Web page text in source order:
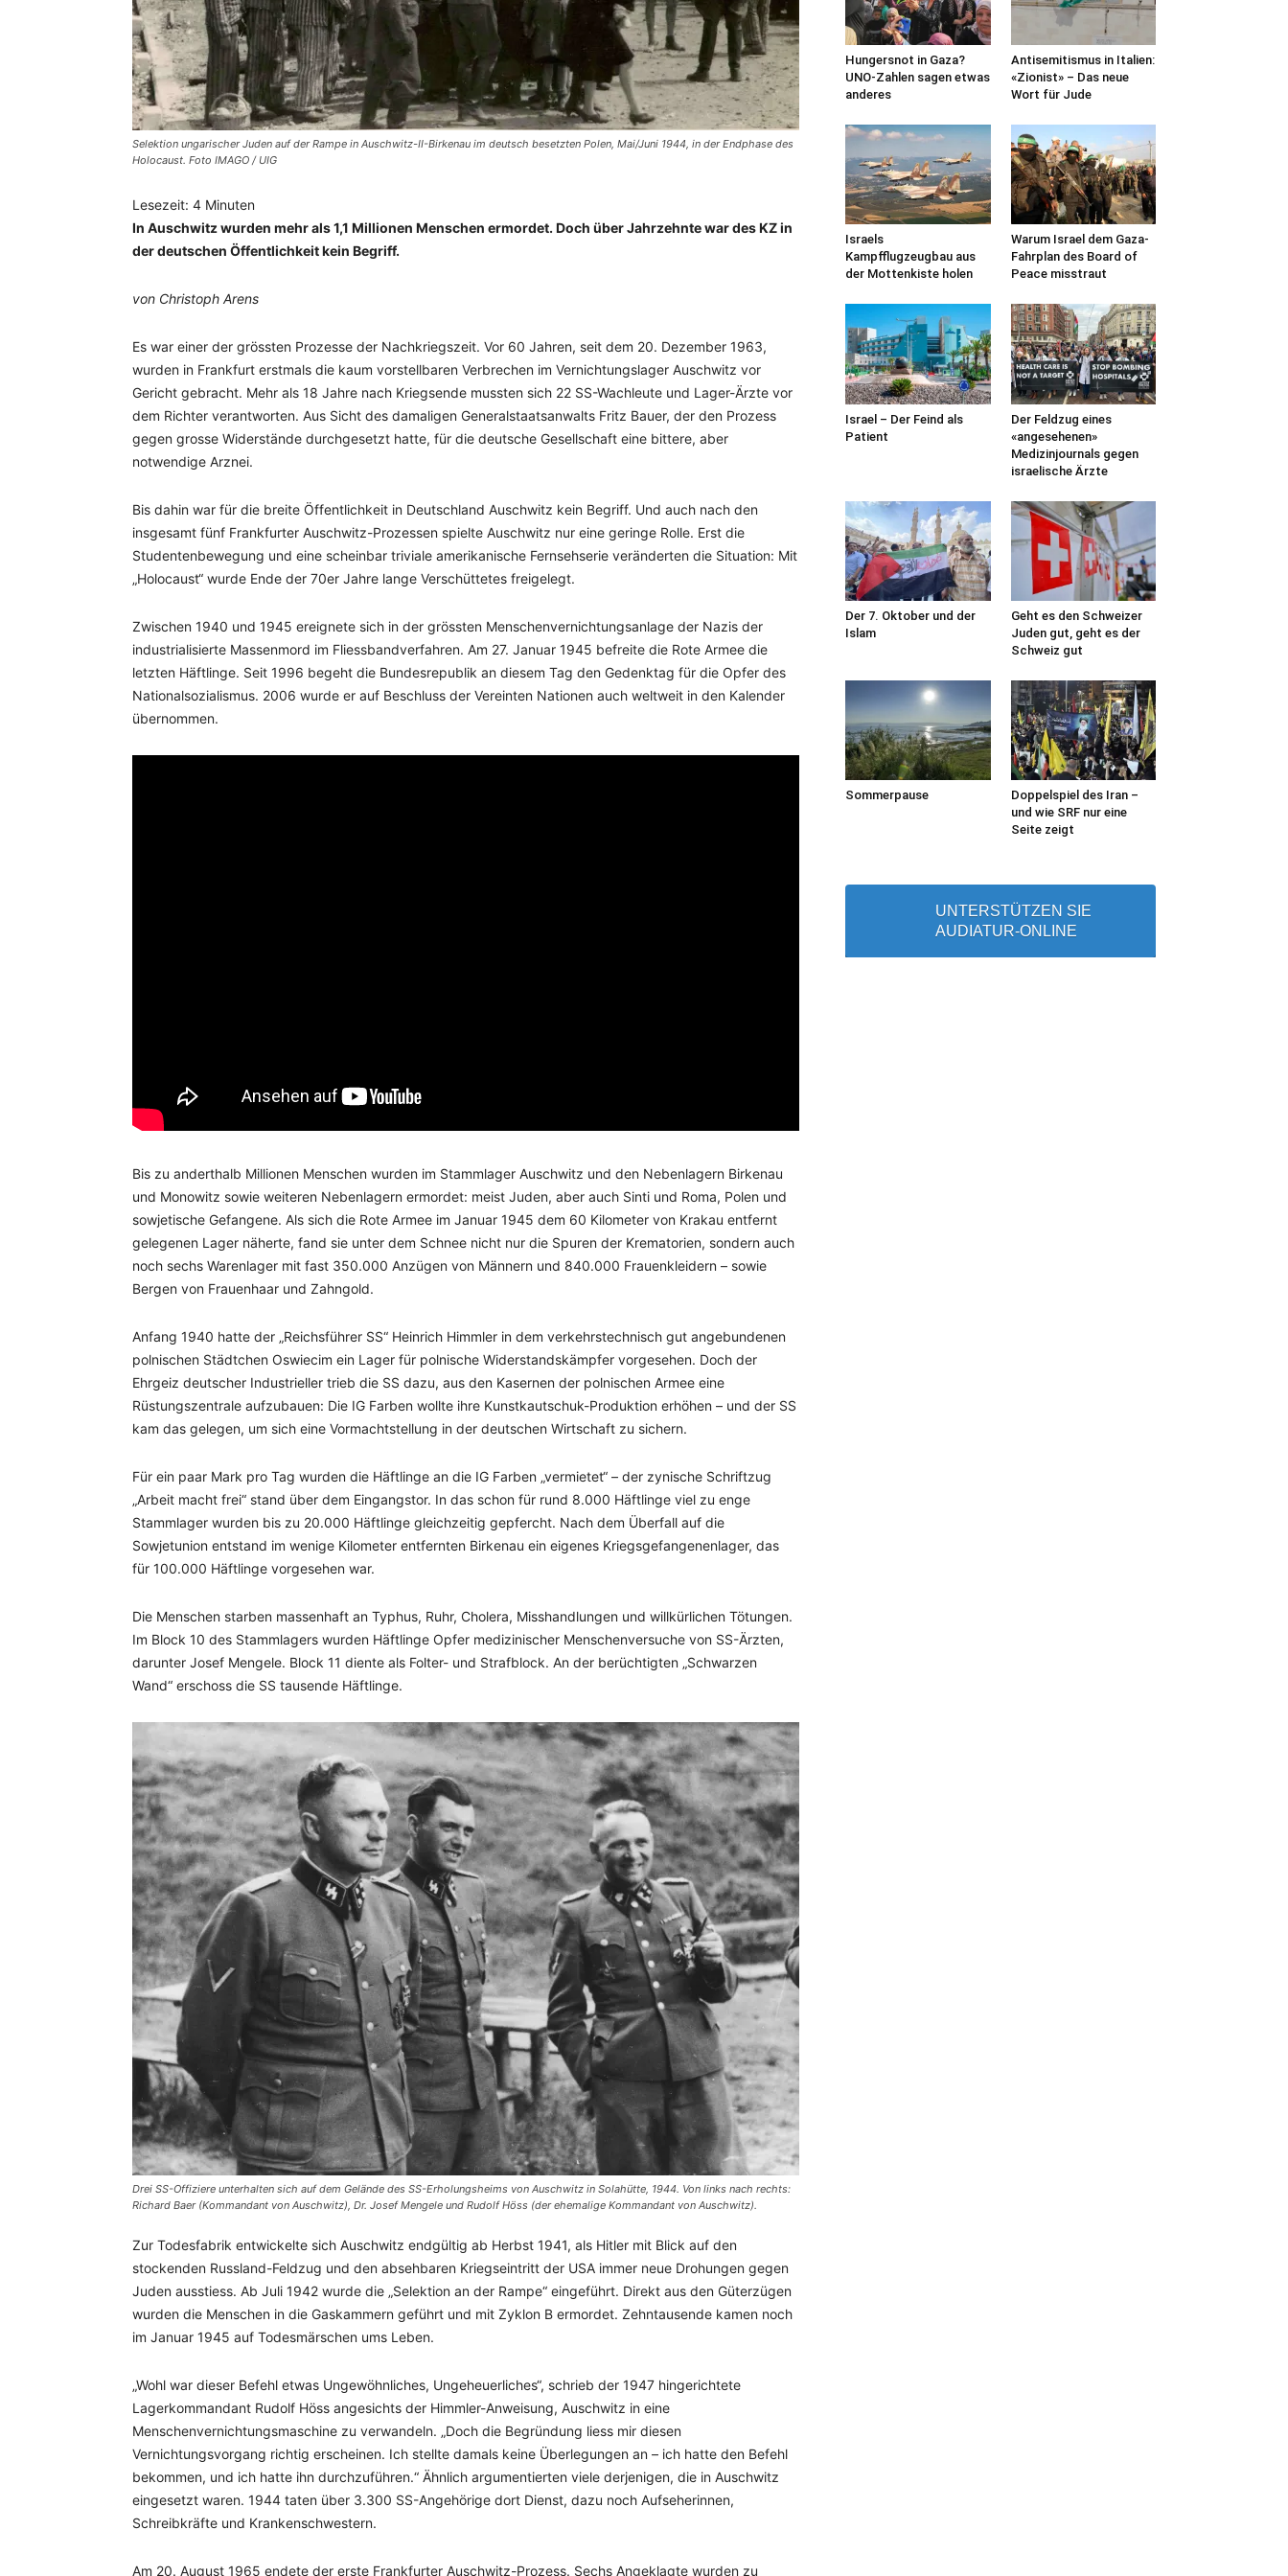
Selektion ungarischer Juden auf der Rampe in Auschwitz-II-Birkenau im deutsch besetzten Polen, Mai/Juni 1944, in der Endphase des
Holocaust. Foto IMAGO / UIG
Lesezeit: 4 Minuten
In Auschwitz wurden mehr als 1,1 Millionen Menschen ermordet. Doch über Jahrzehnte war des KZ in
der deutschen Öffentlichkeit kein Begriff.
von Christoph Arens
Es war einer der grössten Prozesse der Nachkriegszeit. Vor 60 Jahren, seit dem 20. Dezember 1963,
wurden in Frankfurt erstmals die kaum vorstellbaren Verbrechen im Vernichtungslager Auschwitz vor
Gericht gebracht. Mehr als 18 Jahre nach Kriegsende mussten sich 22 SS-Wachleute und Lager-Ärzte vor
dem Richter verantworten. Aus Sicht des damaligen Generalstaatsanwalts Fritz Bauer, der den Prozess
gegen grosse Widerstände durchgesetzt hatte, für die deutsche Gesellschaft eine bittere, aber
notwendige Arznei.
Bis dahin war für die breite Öffentlichkeit in Deutschland Auschwitz kein Begriff. Und auch nach den
insgesamt fünf Frankfurter Auschwitz-Prozessen spielte Auschwitz nur eine geringe Rolle. Erst die
Studentenbewegung und eine scheinbar triviale amerikanische Fernsehserie veränderten die Situation: Mit
„Holocaust“ wurde Ende der 70er Jahre lange Verschüttetes freigelegt.
Zwischen 1940 und 1945 ereignete sich in der grössten Menschenvernichtungsanlage der Nazis der
industrialisierte Massenmord im Fliessbandverfahren. Am 27. Januar 1945 befreite die Rote Armee die
letzten Häftlinge. Seit 1996 begeht die Bundesrepublik an diesem Tag den Gedenktag für die Opfer des
Nationalsozialismus. 2006 wurde er auf Beschluss der Vereinten Nationen auch weltweit in den Kalender
übernommen.
Bis zu anderthalb Millionen Menschen wurden im Stammlager Auschwitz und den Nebenlagern Birkenau
und Monowitz sowie weiteren Nebenlagern ermordet: meist Juden, aber auch Sinti und Roma, Polen und
sowjetische Gefangene. Als sich die Rote Armee im Januar 1945 dem 60 Kilometer von Krakau entfernt
gelegenen Lager näherte, fand sie unter dem Schnee nicht nur die Spuren der Krematorien, sondern auch
noch sechs Warenlager mit fast 350.000 Anzügen von Männern und 840.000 Frauenkleidern – sowie
Bergen von Frauenhaar und Zahngold.
Anfang 1940 hatte der „Reichsführer SS“ Heinrich Himmler in dem verkehrstechnisch gut angebundenen
polnischen Städtchen Oswiecim ein Lager für polnische Widerstandskämpfer vorgesehen. Doch der
Ehrgeiz deutscher Industrieller trieb die SS dazu, aus den Kasernen der polnischen Armee eine
Rüstungszentrale aufzubauen: Die IG Farben wollte ihre Kunstkautschuk-Produktion erhöhen – und der SS
kam das gelegen, um sich eine Vormachtstellung in der deutschen Wirtschaft zu sichern.
Für ein paar Mark pro Tag wurden die Häftlinge an die IG Farben „vermietet“ – der zynische Schriftzug
„Arbeit macht frei“ stand über dem Eingangstor. In das schon für rund 8.000 Häftlinge viel zu enge
Stammlager wurden bis zu 20.000 Häftlinge gleichzeitig gepfercht. Nach dem Überfall auf die
Sowjetunion entstand im wenige Kilometer entfernten Birkenau ein eigenes Kriegsgefangenenlager, das
für 100.000 Häftlinge vorgesehen war.
Die Menschen starben massenhaft an Typhus, Ruhr, Cholera, Misshandlungen und willkürlichen Tötungen.
Im Block 10 des Stammlagers wurden Häftlinge Opfer medizinischer Menschenversuche von SS-Ärzten,
darunter Josef Mengele. Block 11 diente als Folter- und Strafblock. An der berüchtigten „Schwarzen
Wand“ erschoss die SS tausende Häftlinge.
Drei SS-Offiziere unterhalten sich auf dem Gelände des SS-Erholungsheims von Auschwitz in Solahütte, 1944. Von links nach rechts:
Richard Baer (Kommandant von Auschwitz), Dr. Josef Mengele und Rudolf Höss (der ehemalige Kommandant von Auschwitz).
Zur Todesfabrik entwickelte sich Auschwitz endgültig ab Herbst 1941, als Hitler mit Blick auf den
stockenden Russland-Feldzug und den absehbaren Kriegseintritt der USA immer neue Drohungen gegen
Juden ausstiess. Ab Juli 1942 wurde die „Selektion an der Rampe“ eingeführt. Direkt aus den Güterzügen
wurden die Menschen in die Gaskammern geführt und mit Zyklon B ermordet. Zehntausende kamen noch
im Januar 1945 auf Todesmärschen ums Leben.
„Wohl war dieser Befehl etwas Ungewöhnliches, Ungeheuerliches“, schrieb der 1947 hingerichtete
Lagerkommandant Rudolf Höss angesichts der Himmler-Anweisung, Auschwitz in eine
Menschenvernichtungsmaschine zu verwandeln. „Doch die Begründung liess mir diesen
Vernichtungsvorgang richtig erscheinen. Ich stellte damals keine Überlegungen an – ich hatte den Befehl
bekommen, und ich hatte ihn durchzuführen.“ Ähnlich argumentierten viele derjenigen, die in Auschwitz
eingesetzt waren. 1944 taten über 3.300 SS-Angehörige dort Dienst, dazu noch Aufseherinnen,
Schreibkräfte und Krankenschwestern.
Am 20. August 1965 endete der erste Frankfurter Auschwitz-Prozess. Sechs Angeklagte wurden zu
Hungersnot in Gaza?
UNO-Zahlen sagen etwas
anderes
Antisemitismus in Italien:
«Zionist» – Das neue
Wort für Jude
Israels
Kampfflugzeugbau aus
der Mottenkiste holen
Warum Israel dem Gaza-
Fahrplan des Board of
Peace misstraut
Israel – Der Feind als
Patient
Der Feldzug eines
«angesehenen»
Medizinjournals gegen
israelische Ärzte
Der 7. Oktober und der
Islam
Geht es den Schweizer
Juden gut, geht es der
Schweiz gut
Sommerpause
Doppelspiel des Iran –
und wie SRF nur eine
Seite zeigt
UNTERSTÜTZEN SIE
AUDIATUR-ONLINE